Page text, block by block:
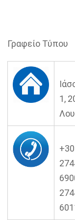
Γραφείο Τύπου
1,
+30